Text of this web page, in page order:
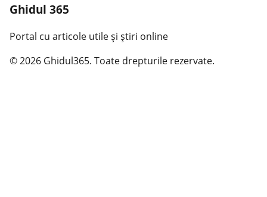
Ghidul 365
Portal cu articole utile și știri online
© 2026 Ghidul365. Toate drepturile rezervate.